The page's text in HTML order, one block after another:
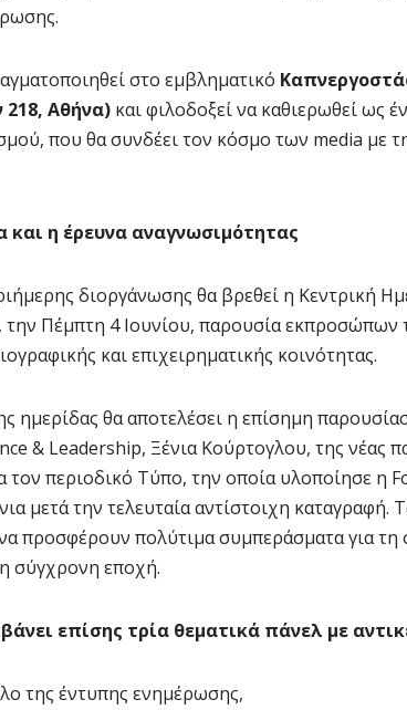
στο εμβληματικό
218, Αθήνα) και φιλοδοξεί να καθιερωθεί ως
που θα συνδέει τον κόσμο των media με
και η έρευνα αναγνωσιμότητας
διοργάνωσης θα βρεθεί η Κεντρική
Πέμπτη 4 Ιουνίου, παρουσία εκπροσώπων
και επιχειρηματικής κοινότητας.
ημερίδας θα αποτελέσει η επίσημη
& Leadership, Ξένια Κούρτογλου, της νέας
τον περιοδικό Τύπο, την οποία υλοποίησε η
μετά την τελευταία αντίστοιχη καταγραφή.
προσφέρουν πολύτιμα συμπεράσματα για τη
σύγχρονη εποχή.
επίσης τρία θεματικά πάνελ με
της έντυπης ενημέρωσης,